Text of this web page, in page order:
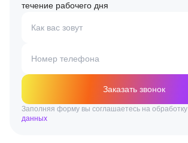
течение рабочего дня
Как вас зовут
Номер телефона
Заказать звонок
Заполняя форму вы соглашаетесь на обработку
данных